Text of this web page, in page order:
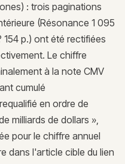
: trois paginations
(Résonance 1 095
154 p.) ont été rectifiées
Le chiffre
à la note CMV
cumulé
en ordre de
milliards de dollars »,
pour le chiffre annuel
dans l'article cible du lien